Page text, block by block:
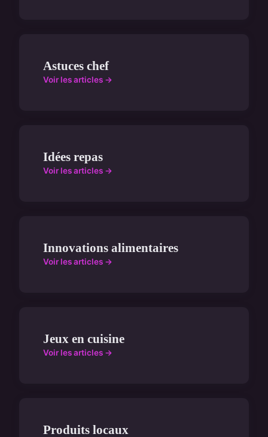
Astuces chef
Voir les articles →
Idées repas
Voir les articles →
Innovations alimentaires
Voir les articles →
Jeux en cuisine
Voir les articles →
Produits locaux